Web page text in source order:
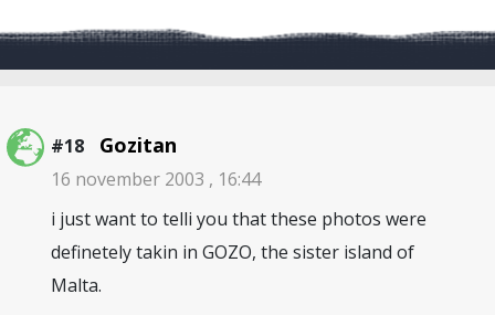
#18 Gozitan
16 november 2003 , 16:44
i just want to telli you that these photos were
definetely takin in GOZO, the sister island of
Malta.